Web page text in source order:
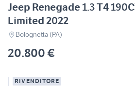
Jeep Renegade 1.3 T4
Limited 2022
Bolognetta (PA)
20.800 €
RIVENDITORE